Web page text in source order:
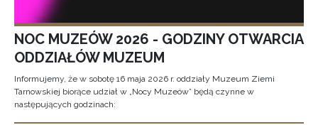
NOC MUZEÓW 2026 - GODZINY OTWARCIA
ODDZIAŁÓW MUZEUM
Informujemy, że w sobotę 16 maja 2026 r. oddziały Muzeum Ziemi
Tarnowskiej biorące udział w „Nocy Muzeów” będą czynne w
następujących godzinach: